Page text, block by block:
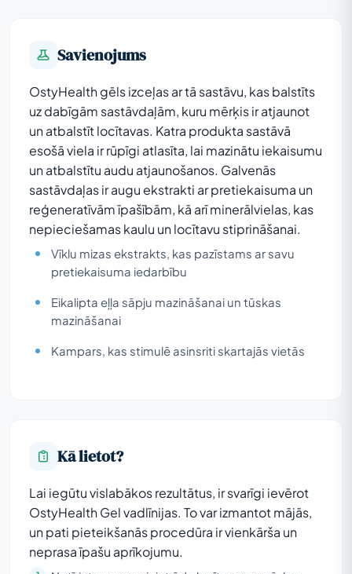
Savienojums
OstyHealth gēls izceļas ar tā sastāvu, kas balstīts
uz dabīgām sastāvdaļām, kuru mērķis ir atjaunot
un atbalstīt locītavas. Katra produkta sastāvā
esošā viela ir rūpīgi atlasīta, lai mazinātu iekaisumu
un atbalstītu audu atjaunošanos. Galvenās
sastāvdaļas ir augu ekstrakti ar pretiekaisuma un
reģeneratīvām īpašībām, kā arī minerālvielas, kas
nepieciešamas kaulu un locītavu stiprināšanai.
Vīklu mizas ekstrakts, kas pazīstams ar savu
pretiekaisuma iedarbību
Eikalipta eļļa sāpju mazināšanai un tūskas
mazināšanai
Kampars, kas stimulē asinsriti skartajās vietās
Kā lietot?
Lai iegūtu vislabākos rezultātus, ir svarīgi ievērot
OstyHealth Gel vadlīnijas. To var izmantot mājās,
un pati pieteikšanās procedūra ir vienkārša un
neprasa īpašu aprīkojumu.